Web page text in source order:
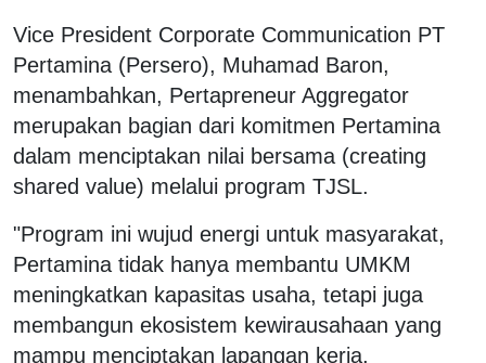
Vice President Corporate Communication PT
Pertamina (Persero), Muhamad Baron,
menambahkan, Pertapreneur Aggregator
merupakan bagian dari komitmen Pertamina
dalam menciptakan nilai bersama (creating
shared value) melalui program TJSL.
"Program ini wujud energi untuk masyarakat,
Pertamina tidak hanya membantu UMKM
meningkatkan kapasitas usaha, tetapi juga
membangun ekosistem kewirausahaan yang
mampu menciptakan lapangan kerja,